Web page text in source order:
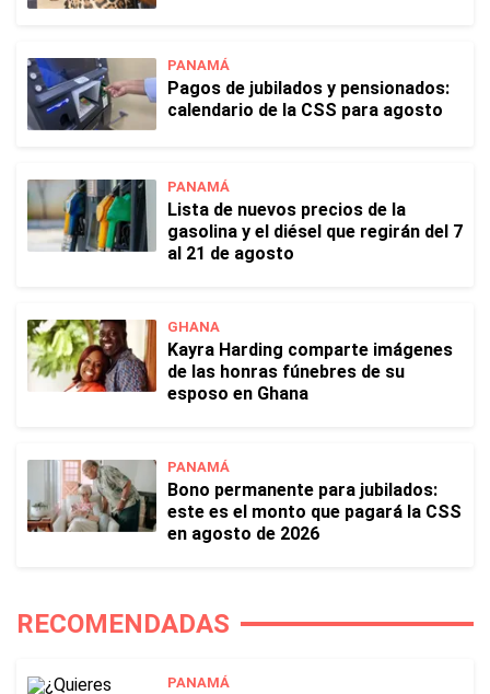
PANAMÁ
Pagos de jubilados y pensionados:
calendario de la CSS para agosto
PANAMÁ
Lista de nuevos precios de la
gasolina y el diésel que regirán del 7
al 21 de agosto
GHANA
Kayra Harding comparte imágenes
de las honras fúnebres de su
esposo en Ghana
PANAMÁ
Bono permanente para jubilados:
este es el monto que pagará la CSS
en agosto de 2026
RECOMENDADAS
PANAMÁ